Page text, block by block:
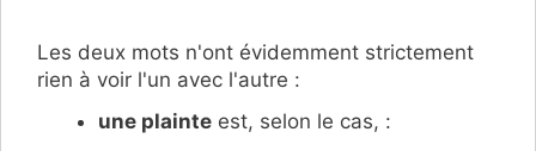
Les deux mots n'ont évidemment strictement
rien à voir l'un avec l'autre :
une plainte est, selon le cas, :